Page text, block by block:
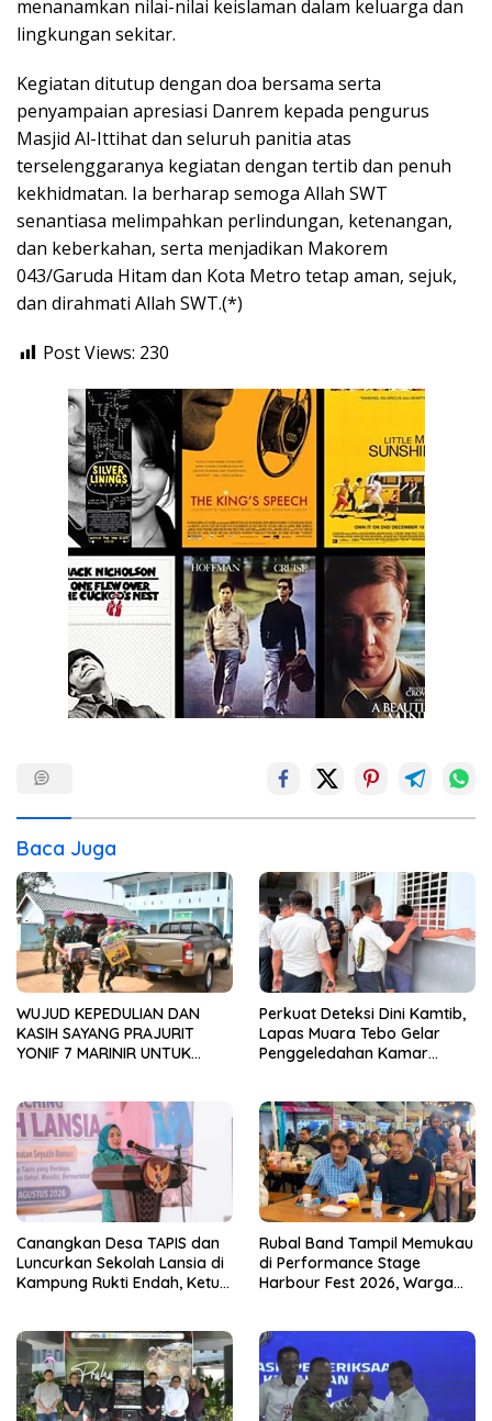
menanamkan nilai-nilai keislaman dalam keluarga dan
lingkungan sekitar.
Kegiatan ditutup dengan doa bersama serta
penyampaian apresiasi Danrem kepada pengurus
Masjid Al-Ittihat dan seluruh panitia atas
terselenggaranya kegiatan dengan tertib dan penuh
kekhidmatan. Ia berharap semoga Allah SWT
senantiasa melimpahkan perlindungan, ketenangan,
dan keberkahan, serta menjadikan Makorem
043/Garuda Hitam dan Kota Metro tetap aman, sejuk,
dan dirahmati Allah SWT.(*)
Post Views: 230
Baca Juga
WUJUD KEPEDULIAN DAN
KASIH SAYANG PRAJURIT
YONIF 7 MARINIR UNTUK
Perkuat Deteksi Dini Kamtib,
Lapas Muara Tebo Gelar
Penggeledahan Kamar
Canangkan Desa TAPIS dan
Luncurkan Sekolah Lansia di
Kampung Rukti Endah, Ketua
dari Desa
Rubal Band Tampil Memukau
di Performance Stage
Harbour Fest 2026, Warga
Terbaik